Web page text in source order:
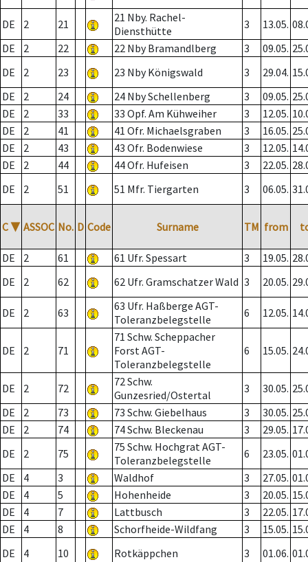
DE 2 21
21 Nby. Rachel-
Diensthütte
3 13.05.
DE
2 22 22 Nby Bramandlberg 3 09.05.
DE
2 23 23 Nby Königswald 3 29.04.
DE
2 24 24 Nby Schellenberg 3 09.05.
DE
2 33 33 Opf. Am Kühweiher 3 12.05.
DE
2 41 41 Ofr. Michaelsgraben 3 16.05.
DE
2 43 43 Ofr. Bodenwiese 3 12.05.
DE
2 44 44 Ofr. Hufeisen 3 22.05.
DE
2 51 51 Mfr. Tiergarten 3 06.05.
C ▼ ASSOC No. D Code Surname TM from
DE 2 61 61 Ufr. Spessart 3 19.05.
DE
2 62 62 Ufr. Gramschatzer Wald 3 20.05.
DE 2 63
63 Ufr. Haßberge AGT-
Toleranzbelegstelle
6 12.05.
DE 2 71
71 Schw. Scheppacher
Forst AGT-
Toleranzbelegstelle
6 15.05.
DE 2 72
72 Schw.
Gunzesried/Ostertal
3 30.05.
DE
2 73 73 Schw. Giebelhaus 3 30.05.
DE
2 74 74 Schw. Bleckenau 3 29.05.
DE
2 75
75 Schw. Hochgrat AGT-
Toleranzbelegstelle
6 23.05.
DE
4 3 Waldhof 3 27.05.
DE
4 5 Hohenheide 3 20.05.
DE
4 7 Lattbusch 3 22.05.
DE
4 8 Schorfheide-Wildfang 3 15.05.
DE
4 10 Rotkäppchen 3 01.06.